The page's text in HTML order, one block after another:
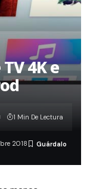
4K e
2018
1 Min De Lectura